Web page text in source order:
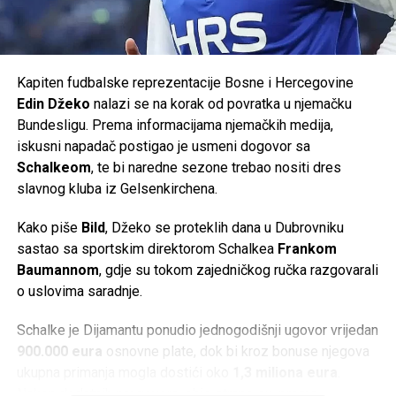
Pred nama su novi evropski izazovi, nove utakmice i nova
prilika da pokažemo zašto je Krajina prepoznata kao dom
vrhunskog futsala.
Podržimo pravi krajiški sportski brend u novom
evropskom pohodu. Budimo dio priče koja se ispisuje
pred našim očima.
Vidimo se u Cazinu!
Tweet Share
Kapiten fudbalske reprezentacije Bosne i Hercegovine
Edin Džeko nalazi se na korak od povratka u njemačku
Bundesligu. Prema informacijama njemačkih medija,
iskusni napadač postigao je usmeni dogovor sa
Schalkeom, te bi naredne sezone trebao nositi dres
slavnog kluba iz Gelsenkirchena.
Kako piše Bild, Džeko se proteklih dana u Dubrovniku
sastao sa sportskim direktorom Schalkea Frankom
Baumannom, gdje su tokom zajedničkog ručka razgovarali
o uslovima saradnje.
Schalke je Dijamantu ponudio jednogodišnji ugovor vrijedan
900.000 eura osnovne plate, dok bi kroz bonuse njegova